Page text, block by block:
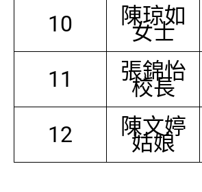
10 陳琼如
女士
11 張錦怡
校長
12 陳文婷
姑娘